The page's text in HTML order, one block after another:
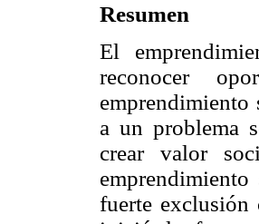
Resumen
El
reconocer
emprendimiento
a un problema
crear valor
fuerte exclusión